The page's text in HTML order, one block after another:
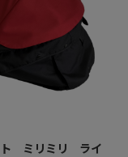
ト ミリミリ ライ